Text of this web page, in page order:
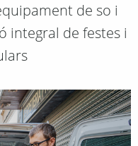
de so i
integral de festes i